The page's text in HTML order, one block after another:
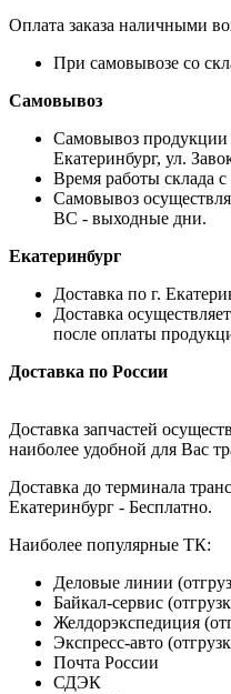
Оплата заказа наличными
При самовывозе со
Самовывоз
Самовывоз продукции
Екатеринбург, ул.
Время работы склада
Самовывоз
ВС - выходные дни.
Екатеринбург
Доставка по г.
Доставка
после оплаты
Доставка по России
Доставка запчастей
наиболее удобной для Вас
Доставка до терминала
Екатеринбург - Бесплатно.
Наиболее популярные ТК:
Деловые линии
Байкал-сервис
Желдорэкспедиция
Экспресс-авто
Почта России
СДЭК